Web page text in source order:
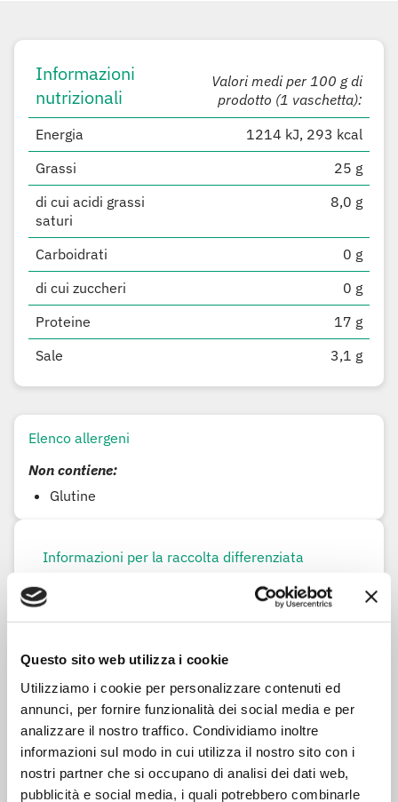
Questo sito web utilizza i cookie
Utilizziamo i cookie per personalizzare contenuti ed
annunci, per fornire funzionalità dei social media e per
analizzare il nostro traffico. Condividiamo inoltre
informazioni sul modo in cui utilizza il nostro sito con i
nostri partner che si occupano di analisi dei dati web,
pubblicità e social media, i quali potrebbero combinarle
Informazioni
nutrizionali
Valori medi per 100 g di
prodotto (1 vaschetta):
Energia
1214 kJ, 293 kcal
Grassi
25 g
di cui acidi grassi
saturi
8,0 g
Carboidrati
0 g
di cui zuccheri
0 g
Proteine
17 g
Sale
3,1 g
Elenco allergeni
Non contiene:
Glutine
Informazioni per la raccolta differenziata
Confezione:
Plastica - Largamente riciclabile
Modalità di preparazione
Modalità di preparazione:
da consumarsi previa cottura.